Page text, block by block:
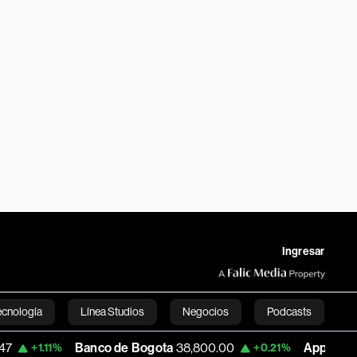
Ingresar
Línea Studios Negocios Podcasts
English
Banco de Bogota 38,800.00 +0.21% Apple 303.27